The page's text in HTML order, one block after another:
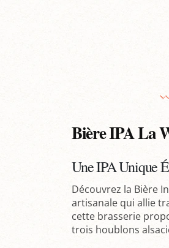
Bière IPA La
Une IPA Unique
Découvrez la Bière
artisanale qui allie
cette brasserie
trois houblons